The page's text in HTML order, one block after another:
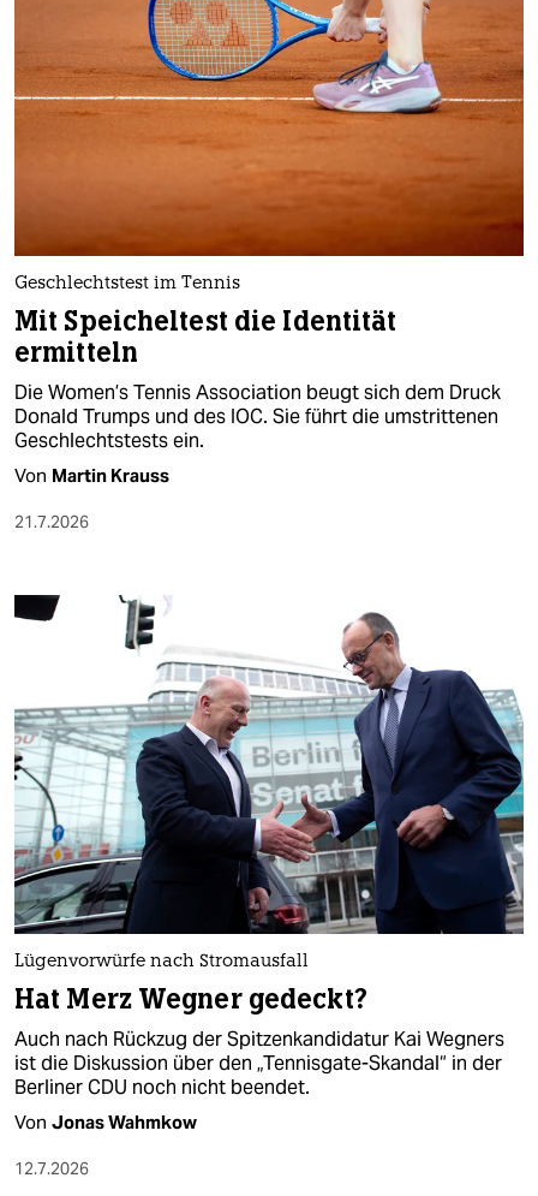
Geschlechtstest im Tennis
Mit Speicheltest die Identität
ermitteln
Die Women’s Tennis Association beugt sich dem Druck
Donald Trumps und des IOC. Sie führt die umstrittenen
Geschlechtstests ein.
Von Martin Krauss
21.7.2026
Lügenvorwürfe nach Stromausfall
Hat Merz Wegner gedeckt?
Auch nach Rückzug der Spitzenkandidatur Kai Wegners
ist die Diskussion über den „Tennisgate-Skandal“ in der
Berliner CDU noch nicht beendet.
Von Jonas Wahmkow
12.7.2026